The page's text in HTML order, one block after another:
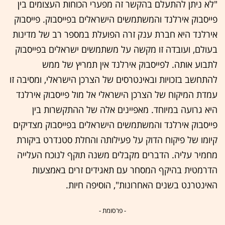
"לא ניתן להתעלם בהקשר זה מפערי הכוחות העצומים בין
פייסבוק אירלנד והמשתמשים הישראלים בפייסבוק. פייסבוק
אירלנד היא חברת ענק זרה הפועלת במספר רב של מדינות
בעולם, ועובדה זו מקשה על משתמשים ישראלים בפייסבוק
לתבוע אותה. לפייסבוק אירלנד אין תמריץ של ממש
להתחשב בזכויות ובאינטרסים של הצרכן הישראלי, ומסיבה זו
עמדת המיקוח של הצרכן הישראלי אל מול פייסבוק אירלנד
היא גרועה במיוחד. מאפיינים אלה של ההתקשרות בין
פייסבוק אירלנד והמשתמשים הישראלים בפייסבוק מצדיקים
קיומו של פיקוח הדוק על פעילותה והחלת סטנדרט ביקורת
מחמיר עליה. הדברים מקבלים משנה תוקף לנוכח העלייה
הדרמטית בהיקף המסחר עם תאגידים זרים באמצעות
האינטרנט בשנים האחרונות", הוסיפה חיות.
- פרסומת -